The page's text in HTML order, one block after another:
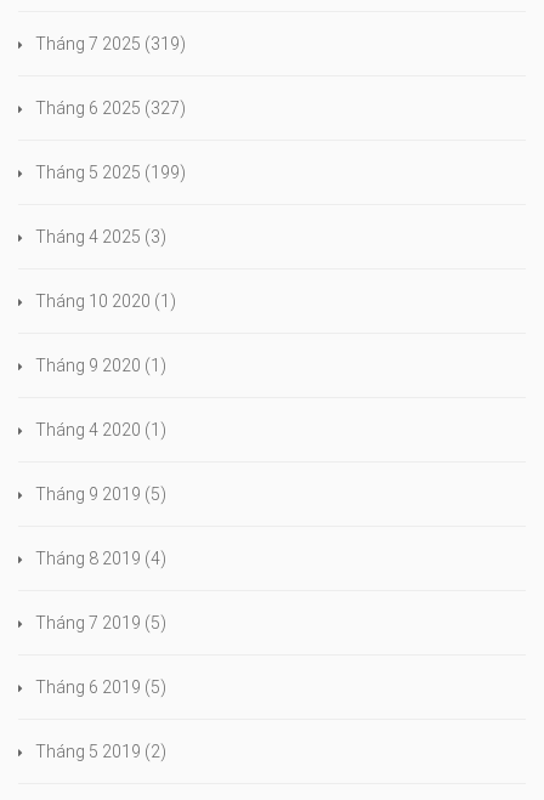
Tháng 7 2025 (319)
Tháng 6 2025 (327)
Tháng 5 2025 (199)
Tháng 4 2025 (3)
Tháng 10 2020 (1)
Tháng 9 2020 (1)
Tháng 4 2020 (1)
Tháng 9 2019 (5)
Tháng 8 2019 (4)
Tháng 7 2019 (5)
Tháng 6 2019 (5)
Tháng 5 2019 (2)